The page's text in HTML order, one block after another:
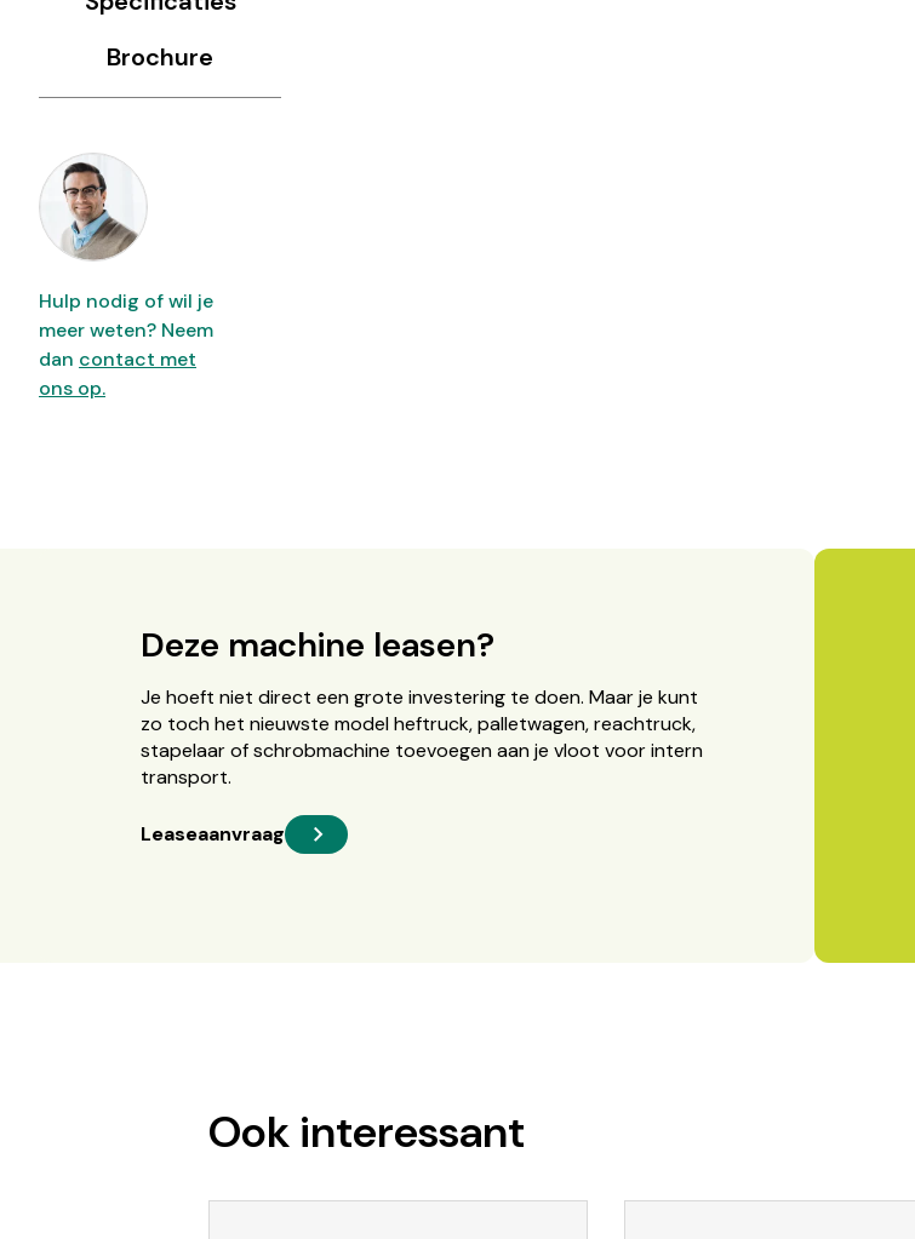
Hulp nodig of wil je
meer weten? Neem
dan contact met
ons op.
Brochure
Deze machine leasen?
Je hoeft niet direct een grote investering te doen. Maar je kunt
zo toch het nieuwste model heftruck, palletwagen, reachtruck,
stapelaar of schrobmachine toevoegen aan je vloot voor intern
transport.
Leaseaanvraag
Ook interessant